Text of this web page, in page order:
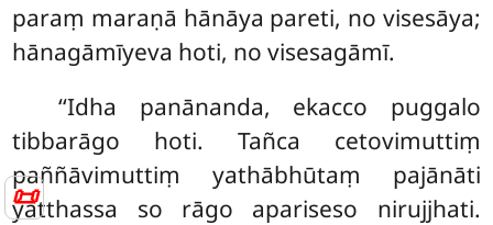
📜
paraṃ maraṇā hānāya pareti, no visesāya;
hānagāmīyeva hoti, no visesagāmī.
‘‘Idha panānanda, ekacco puggalo
tibbarāgo hoti. Tañca cetovimuttiṃ
paññāvimuttiṃ yathābhūtaṃ pajānāti
yatthassa so rāgo apariseso nirujjhati.